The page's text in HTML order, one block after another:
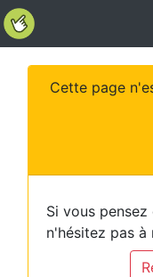
Cette page
Si vous
n'hésitez pas à